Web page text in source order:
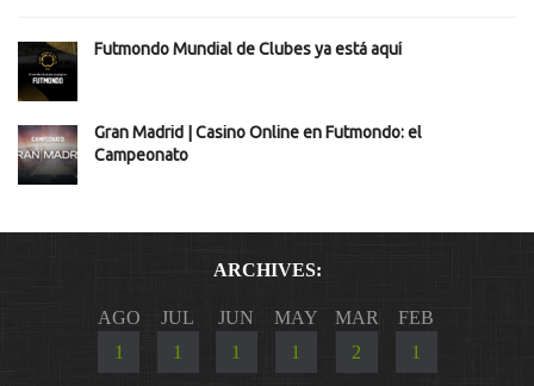
Futmondo Mundial de Clubes ya está aquí
Gran Madrid | Casino Online en Futmondo: el
Campeonato
ARCHIVES:
AGO
1
JUL
1
JUN
1
MAY
1
MAR
2
FEB
1